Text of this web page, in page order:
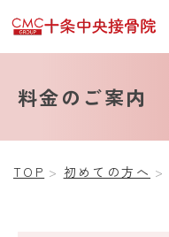
料金のご案内
TOP 初めての方へ